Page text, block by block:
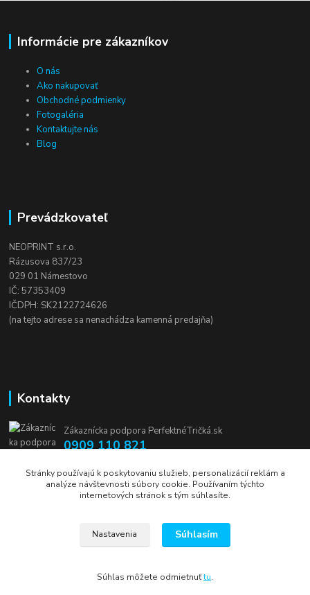
Informácie pre zákazníkov
O nás
Ako nakupovať
Obchodné podmienky
Fotogaléria
Kontaktujte nás
Blog
Prevádzkovateľ
NEOPRINT s.r.o.
Rázusova 837/23
029 01 Námestovo
IČ: 57353409
IČDPH: SK2122724626
(na tejto adrese sa nenachádza kamenná predajňa)
Kontakty
Zákaznícka podpora PerfektnéTričká.sk
0909 110 821
info@perfektnetricka.sk
Stránky používajú k poskytovaniu služieb, personalizácií reklám a
analýze návštevnosti súbory cookie. Používaním týchto
internetových stránok s tým súhlasíte.
Nastavenia Súhlasím
Súhlas môžete odmietnuťtu.